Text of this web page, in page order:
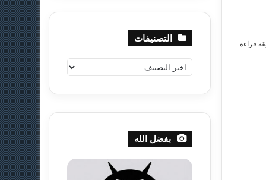
قراءة التصنيفات
ل
ن
ت
بفضل الله